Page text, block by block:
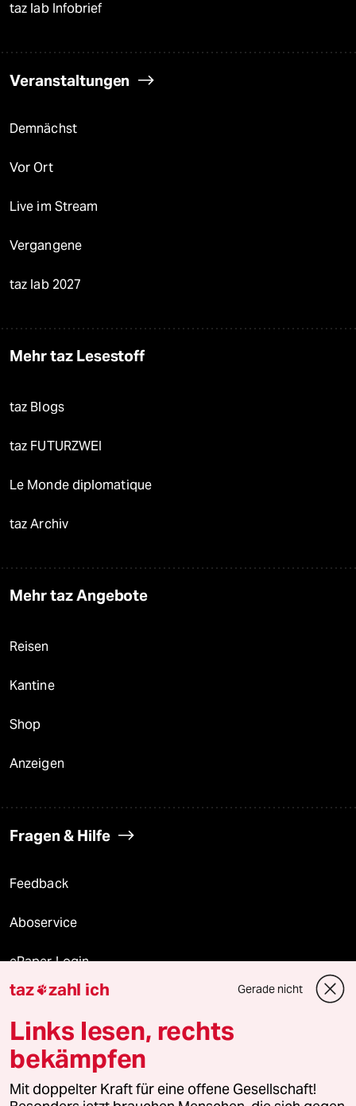
taz lab Infobrief
Veranstaltungen
Demnächst
Vor Ort
Live im Stream
Vergangene
taz lab 2027
Mehr taz Lesestoff
taz Blogs
taz FUTURZWEI
Le Monde diplomatique
taz Archiv
Mehr taz Angebote
Reisen
Kantine
Shop
Anzeigen
Fragen & Hilfe
Feedback
Aboservice
ePaper Login
Downloads für Abonnierende
© 2026 taz Verlags und Vertriebs GmbH
Alle Rechte vorbehalten. Bei rechtlichen Fragen oder für Genehmigungen
wenden Sie sich bitte an
lizenzen@taz.de
taz zahl ich Gerade nicht
Links lesen, rechts
bekämpfen
Mit doppelter Kraft für eine offene Gesellschaft!